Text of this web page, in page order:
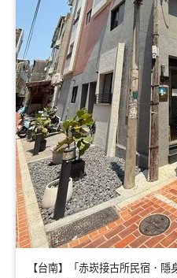
【台南】「赤崁接古所民宿．